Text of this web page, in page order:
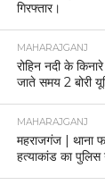
गिरफ्तार।
MAHARAJGANJ
रोहिन नदी के
जाते समय 2 बोरी
MAHARAJGANJ
महराजगंज | थाना
हत्याकांड का